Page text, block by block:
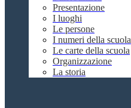
Presentazione
I luoghi
Le persone
I numeri della scuola
Le carte della scuola
Organizzazione
La storia